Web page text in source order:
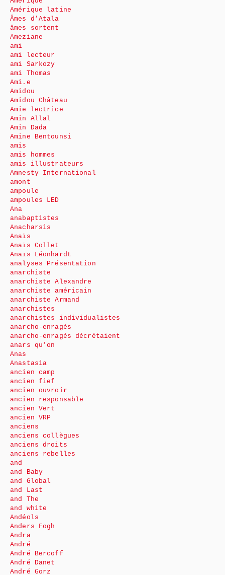
Amérique latine
Âmes d’Atala
âmes sortent
Ameziane
ami
ami lecteur
ami Sarkozy
ami Thomas
Ami.e
Amidou
Amidou Château
Amie lectrice
Amin Allal
Amin Dada
Amine Bentounsi
amis
amis hommes
amis illustrateurs
Amnesty International
amont
ampoule
ampoules LED
Ana
anabaptistes
Anacharsis
Anaïs
Anaïs Collet
Anaïs Léonhardt
analyses Présentation
anarchiste
anarchiste Alexandre
anarchiste américain
anarchiste Armand
anarchistes
anarchistes individualistes
anarcho-enragés
anarcho-enragés décrétaient
anars qu’on
Anas
Anastasia
ancien camp
ancien fief
ancien ouvroir
ancien responsable
ancien Vert
ancien VRP
anciens
anciens collègues
anciens droits
anciens rebelles
and
and Baby
and Global
and Last
and The
and white
Andéols
Anders Fogh
Andra
André
André Bercoff
André Danet
André Gorz